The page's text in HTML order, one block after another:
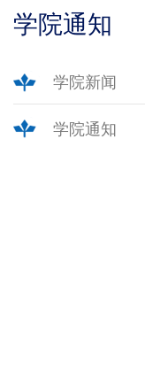
学院通知
学院新闻
学院通知